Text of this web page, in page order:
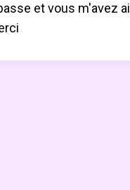
et vous m'avez